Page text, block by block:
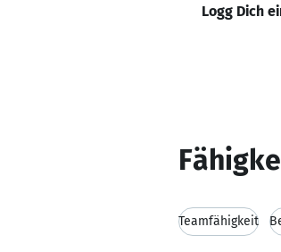
Logg Dich
Teamfähigkeit